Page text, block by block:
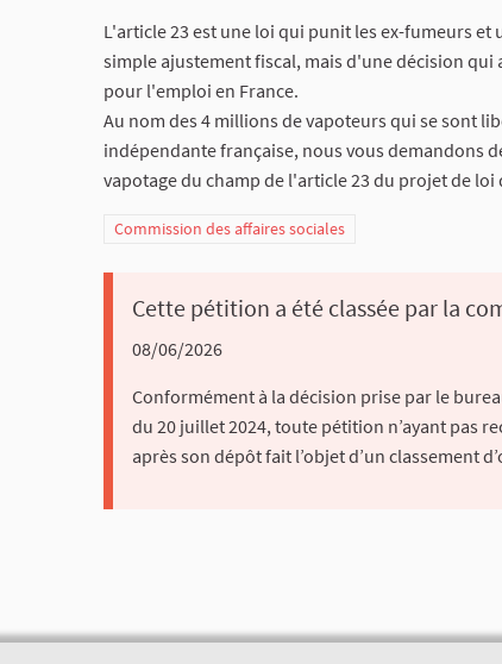
L'article 23 est une loi qui punit les ex-fumeurs et
simple ajustement fiscal, mais d'une décision
pour l'emploi en France.
Au nom des 4 millions de vapoteurs qui se sont
indépendante française, nous vous demandons
vapotage du champ de l'article 23 du projet de loi
Commission des affaires sociales
Cette pétition a été classée par la
08/06/2026
Conformément à la décision prise par le
du 20 juillet 2024, toute pétition n’ayant pas
après son dépôt fait l’objet d’un classement